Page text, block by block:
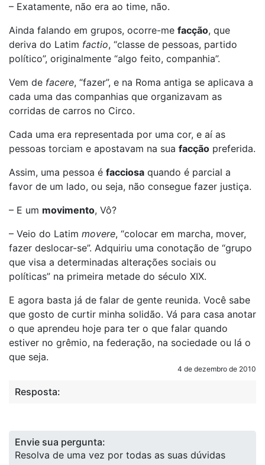
– Exatamente, não era ao time, não.
Ainda falando em grupos, ocorre-me facção, que
deriva do Latim factio, “classe de pessoas, partido
político”, originalmente “algo feito, companhia”.
Vem de facere, “fazer”, e na Roma antiga se aplicava a
cada uma das companhias que organizavam as
corridas de carros no Circo.
Cada uma era representada por uma cor, e aí as
pessoas torciam e apostavam na sua facção preferida.
Assim, uma pessoa é facciosa quando é parcial a
favor de um lado, ou seja, não consegue fazer justiça.
– E um movimento, Vô?
– Veio do Latim movere, “colocar em marcha, mover,
fazer deslocar-se”. Adquiriu uma conotação de “grupo
que visa a determinadas alterações sociais ou
políticas” na primeira metade do século XIX.
E agora basta já de falar de gente reunida. Você sabe
que gosto de curtir minha solidão. Vá para casa anotar
o que aprendeu hoje para ter o que falar quando
estiver no grêmio, na federação, na sociedade ou lá o
que seja.
4 de dezembro de 2010
Resposta:
Envie sua pergunta:
Resolva de uma vez por todas as suas dúvidas